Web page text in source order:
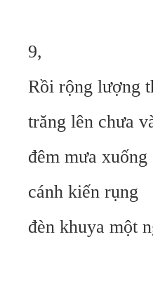
9,
Rồi rộng lượng
trăng lên chưa
đêm mưa xuống
cánh kiến rụng
đèn khuya một